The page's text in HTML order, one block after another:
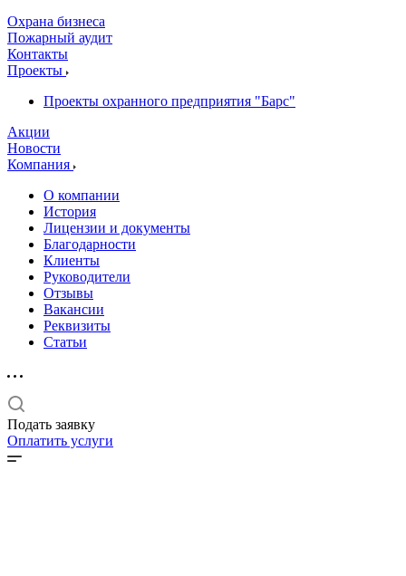
Охрана бизнеса
Пожарный аудит
Контакты
Проекты
Проекты охранного предприятия "Барс"
Акции
Новости
Компания
О компании
История
Лицензии и документы
Благодарности
Клиенты
Руководители
Отзывы
Вакансии
Реквизиты
Статьи
Подать заявку
Оплатить услуги